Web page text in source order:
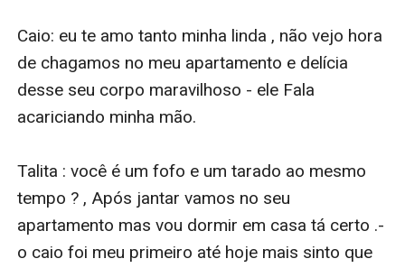
Caio: eu te amo tanto minha linda , não vejo hora
de chagamos no meu apartamento e delícia
desse seu corpo maravilhoso - ele Fala
acariciando minha mão.
Talita : você é um fofo e um tarado ao mesmo
tempo ? , Após jantar vamos no seu
apartamento mas vou dormir em casa tá certo .-
o caio foi meu primeiro até hoje mais sinto que